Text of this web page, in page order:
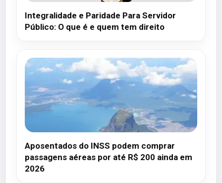
Integralidade e Paridade Para Servidor
Público: O que é e quem tem direito
Aposentados do INSS podem comprar
passagens aéreas por até R$ 200 ainda em
2026